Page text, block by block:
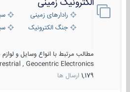
الکترونیک زمینی
رادارهای زمینی
جنگ الکترونیک
مطالب مرتبط با انواع وسایل و لوازم
, Geocentric Electronics
1,179 ارسال ها